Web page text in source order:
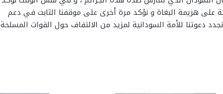
على هزيمة البغاة و نؤكد مرة أخرى على موقفنا الثابت في دعم
دعوتنا للأمة السودانية لمزيد من الالتفاف حول القوات المسلحة